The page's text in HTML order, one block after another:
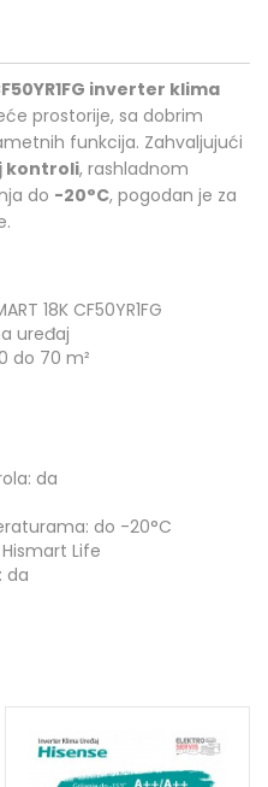
inverter klima
prostorije, sa dobrim
funkcija. Zahvaljujući
kontroli, rashladnom
do -20°C, pogodan je za
18K CF50YR1FG
uređaj
do 70 m²
da
do -20°C
Life
da